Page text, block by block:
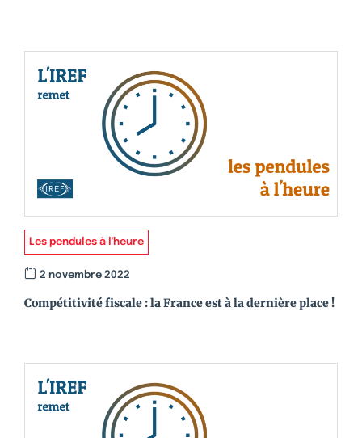
Les pendules à l'heure
2 novembre 2022
Compétitivité fiscale : la France est à la dernière place !